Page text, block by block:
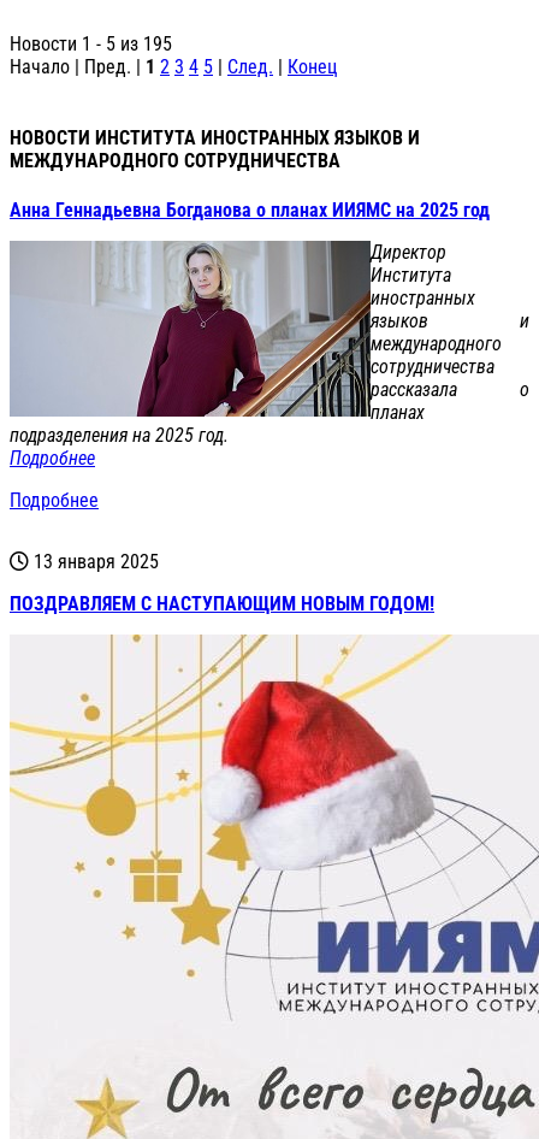
Новости 1 - 5 из 195
Начало | Пред. | 1 2 3 4 5 | След. | Конец
НОВОСТИ ИНСТИТУТА ИНОСТРАННЫХ ЯЗЫКОВ И
МЕЖДУНАРОДНОГО СОТРУДНИЧЕСТВА
Анна Геннадьевна Богданова о планах ИИЯМС на 2025 год
Директор
Института
иностранных
языков и
международного
сотрудничества
рассказала о
планах
подразделения на 2025 год.
Подробнее
Подробнее
13 января 2025
ПОЗДРАВЛЯЕМ С НАСТУПАЮЩИМ НОВЫМ ГОДОМ!